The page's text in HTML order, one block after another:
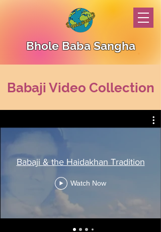
Bhole Baba Sangha
Babaji Video Collection
Babaji & the Haidakhan Tradition
Watch Now